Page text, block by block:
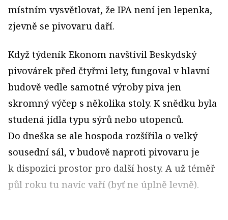
místním vysvětlovat, že IPA není jen lepenka,
zjevně se pivovaru daří.
Když týdeník Ekonom navštívil Beskydský
pivovárek před čtyřmi lety, fungoval v hlavní
budově vedle samotné výroby piva jen
skromný výčep s několika stoly. K snědku byla
studená jídla typu sýrů nebo utopenců.
Do dneška se ale hospoda rozšířila o velký
sousední sál, v budově naproti pivovaru je
k dispozici prostor pro další hosty. A už téměř
půl roku tu navíc vaří (byť ne úplně levně).